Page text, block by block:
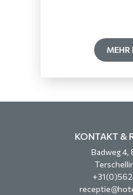
MEHR
KONTAKT &
Badweg 4,